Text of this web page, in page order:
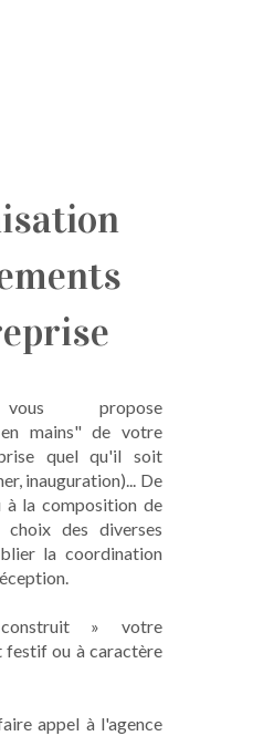
vous propose
mains" de votre
quel qu'il soit
inauguration)... De
à la composition de
des diverses
la coordination
» votre
festif ou à caractère
appel à l'agence